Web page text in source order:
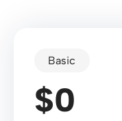
Basic
$0